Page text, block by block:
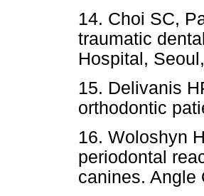
14. Choi SC,
traumatic
Hospital,
15. Delivanis
orthodontic
16. Woloshyn
periodontal
canines. Angle